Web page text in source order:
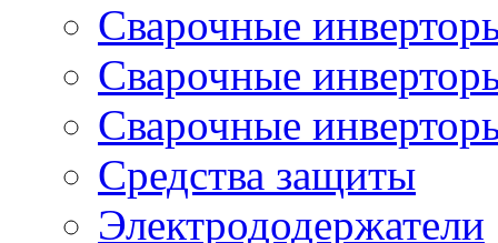
Сварочные
Сварочные
Сварочные
Средства защиты
Электрододержатели